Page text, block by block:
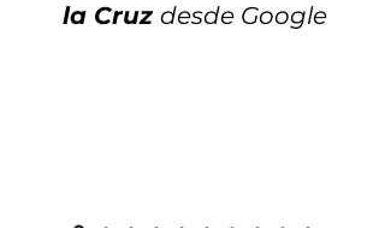
la Cruz desde Google